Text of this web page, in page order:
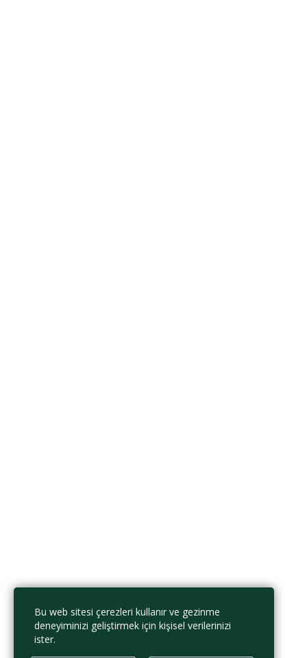
Sıfırlama bağlantısını gönder
Parola sıfırlama bağlantısı gönderildie-posta adresinize
Onay bağlantısı gönderildiLütfen e-posta adresinize gönderilen
talimatları izleyin.
Bu web sitesi çerezleri kullanır ve gezinme
deneyiminizi geliştirmek için kişisel verilerinizi
ister.